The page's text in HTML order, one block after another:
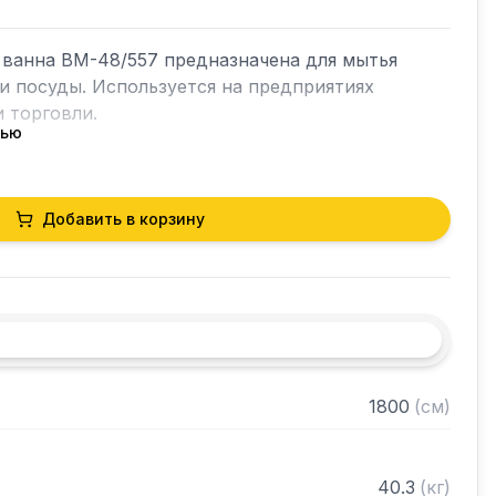
ВМ-48/557 предназначена для мытья
посуды. Используется на предприятиях
торговли.
сталь AISI304
1 мм
емкости: 500 х 500 х 300 мм
сифона: 50 мм
Добавить в корзину
1800 (см)
40.3 (кг)